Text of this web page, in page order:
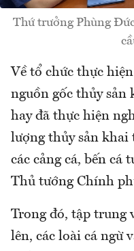
Thứ trưởng Phùng
Về tổ chức thực
nguồn gốc thủy sản
hay đã thực hiện
lượng thủy sản khai
các cảng cá, bến cá
Thủ tướng Chính
Trong đó, tập trung
lên, các loài cá ngừ